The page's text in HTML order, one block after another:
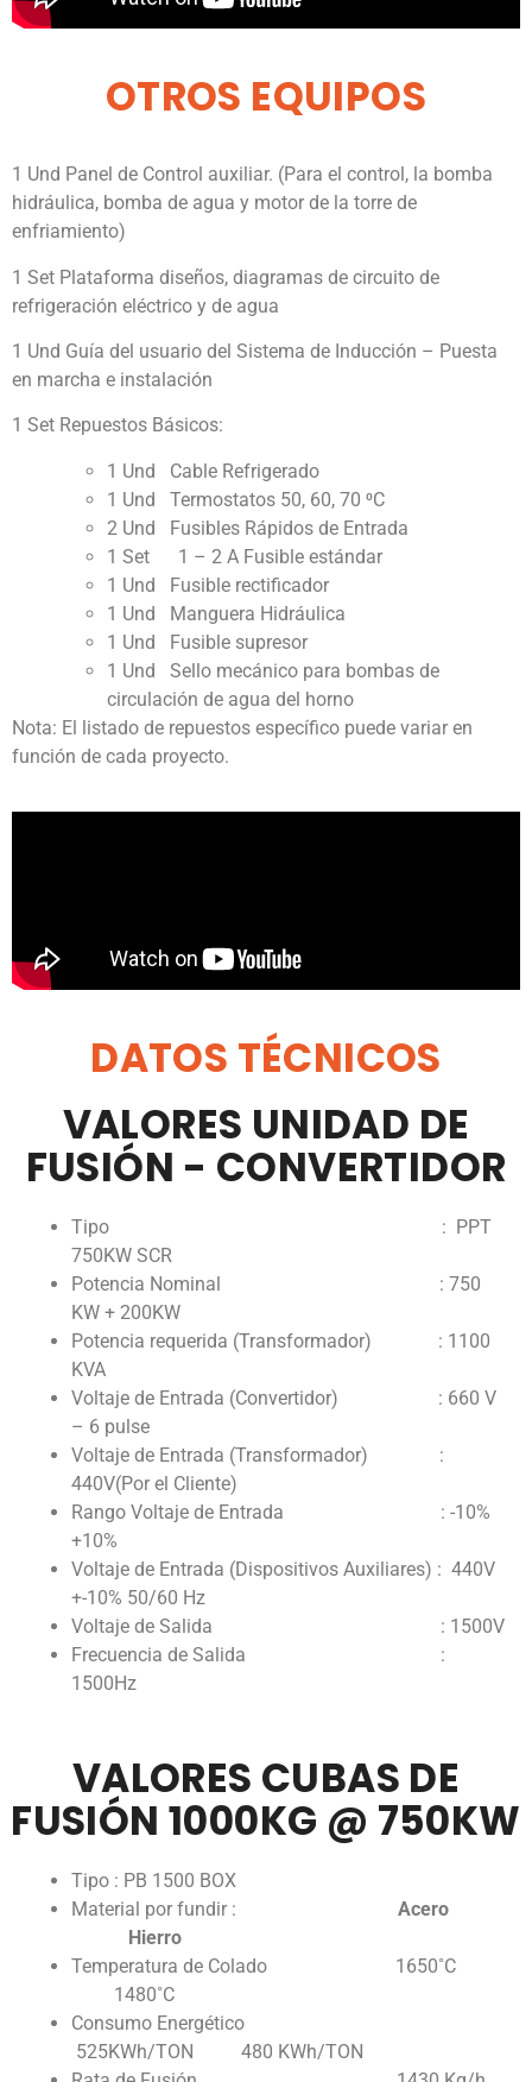
OTROS EQUIPOS
1 Und Panel de Control auxiliar. (Para el control, la bomba
hidráulica, bomba de agua y motor de la torre de
enfriamiento)
1 Set Plataforma diseños, diagramas de circuito de
refrigeración eléctrico y de agua
1 Und Guía del usuario del Sistema de Inducción – Puesta
en marcha e instalación
1 Set Repuestos Básicos:
1 Und Cable Refrigerado
1 Und Termostatos 50, 60, 70 ⁰C
2 Und Fusibles Rápidos de Entrada
1 Set 1 – 2 A Fusible estándar
1 Und Fusible rectificador
1 Und Manguera Hidráulica
1 Und Fusible supresor
1 Und Sello mecánico para bombas de
circulación de agua del horno
Nota: El listado de repuestos específico puede variar en
función de cada proyecto.
DATOS TÉCNICOS
VALORES UNIDAD DE
FUSIÓN - CONVERTIDOR
Tipo : PPT
750KW SCR
Potencia Nominal : 750
KW + 200KW
Potencia requerida (Transformador) : 1100
KVA
Voltaje de Entrada (Convertidor) : 660 V
– 6 pulse
Voltaje de Entrada (Transformador) :
440V(Por el Cliente)
Rango Voltaje de Entrada : -10%
+10%
Voltaje de Entrada (Dispositivos Auxiliares) : 440V
+-10% 50/60 Hz
Voltaje de Salida : 1500V
Frecuencia de Salida :
1500Hz
VALORES CUBAS DE
FUSIÓN 1000KG @ 750KW
Tipo : PB 1500 BOX
Material por fundir : Acero
Hierro
Temperatura de Colado 1650˚C
1480˚C
Consumo Energético
525KWh/TON 480 KWh/TON